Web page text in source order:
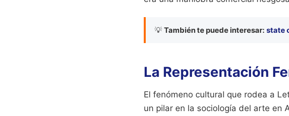
💡 También te puede interesar: state
La Representación
El fenómeno cultural que rodea a
un pilar en la sociología del arte en